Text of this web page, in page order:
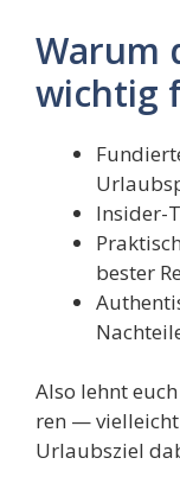
Warum
wichtig
Insi­der-
bes­ter
Also lehnt
ren — viel­leicht
Urlaubs­ziel